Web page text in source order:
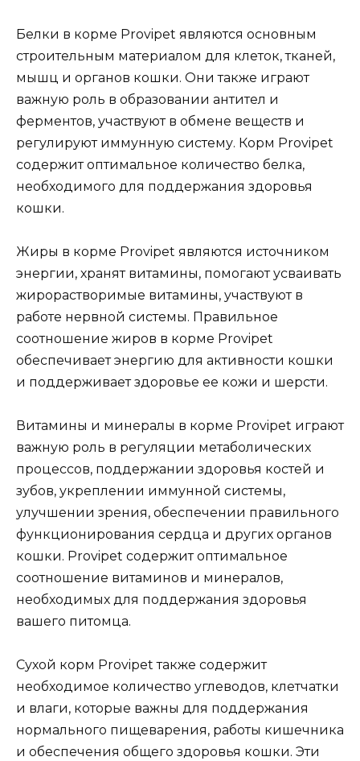
Белки в корме Provipet являются основным
строительным материалом для клеток, тканей,
мышц и органов кошки. Они также играют
важную роль в образовании антител и
ферментов, участвуют в обмене веществ и
регулируют иммунную систему. Корм Provipet
содержит оптимальное количество белка,
необходимого для поддержания здоровья
кошки.
Жиры в корме Provipet являются источником
энергии, хранят витамины, помогают усваивать
жирорастворимые витамины, участвуют в
работе нервной системы. Правильное
соотношение жиров в корме Provipet
обеспечивает энергию для активности кошки
и поддерживает здоровье ее кожи и шерсти.
Витамины и минералы в корме Provipet играют
важную роль в регуляции метаболических
процессов, поддержании здоровья костей и
зубов, укреплении иммунной системы,
улучшении зрения, обеспечении правильного
функционирования сердца и других органов
кошки. Provipet содержит оптимальное
соотношение витаминов и минералов,
необходимых для поддержания здоровья
вашего питомца.
Сухой корм Provipet также содержит
необходимое количество углеводов, клетчатки
и влаги, которые важны для поддержания
нормального пищеварения, работы кишечника
и обеспечения общего здоровья кошки. Эти